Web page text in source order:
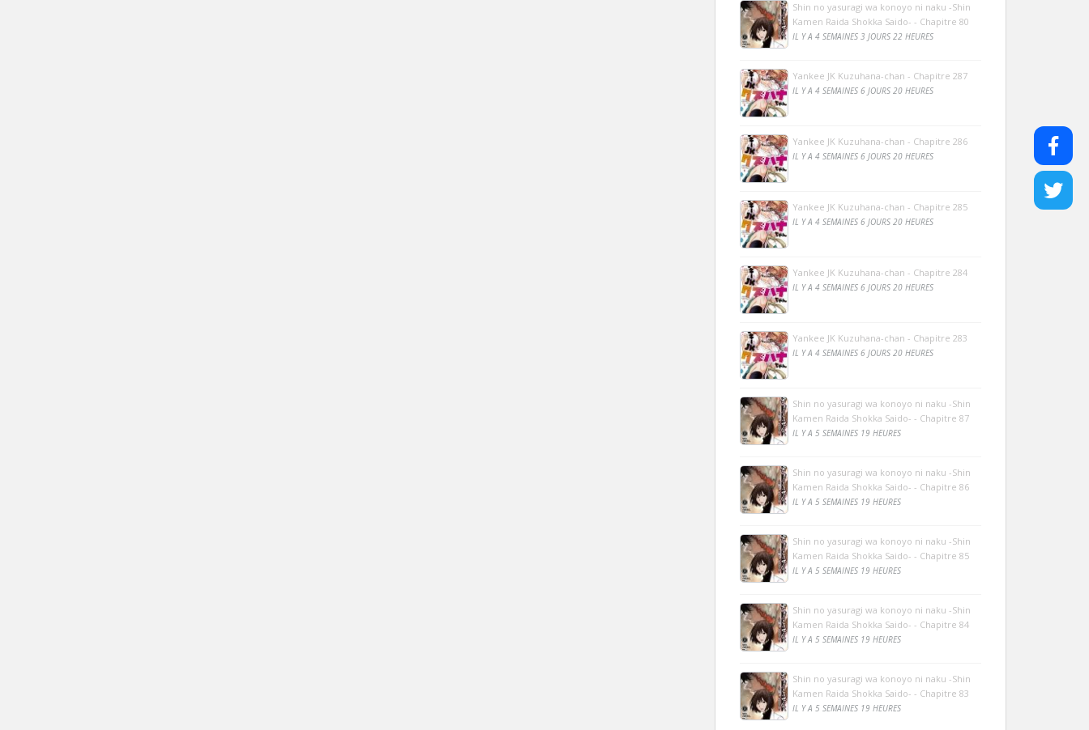
Shin no yasuragi wa konoyo ni naku -Shin
Kamen Raida Shokka Saido- - Chapitre 80
IL Y A 4 SEMAINES 3 JOURS 22 HEURES
Yankee JK Kuzuhana-chan - Chapitre 287
IL Y A 4 SEMAINES 6 JOURS 20 HEURES
Yankee JK Kuzuhana-chan - Chapitre 286
IL Y A 4 SEMAINES 6 JOURS 20 HEURES
Yankee JK Kuzuhana-chan - Chapitre 285
IL Y A 4 SEMAINES 6 JOURS 20 HEURES
Yankee JK Kuzuhana-chan - Chapitre 284
IL Y A 4 SEMAINES 6 JOURS 20 HEURES
Yankee JK Kuzuhana-chan - Chapitre 283
IL Y A 4 SEMAINES 6 JOURS 20 HEURES
Shin no yasuragi wa konoyo ni naku -Shin
Kamen Raida Shokka Saido- - Chapitre 87
IL Y A 5 SEMAINES 19 HEURES
Shin no yasuragi wa konoyo ni naku -Shin
Kamen Raida Shokka Saido- - Chapitre 86
IL Y A 5 SEMAINES 19 HEURES
Shin no yasuragi wa konoyo ni naku -Shin
Kamen Raida Shokka Saido- - Chapitre 85
IL Y A 5 SEMAINES 19 HEURES
Shin no yasuragi wa konoyo ni naku -Shin
Kamen Raida Shokka Saido- - Chapitre 84
IL Y A 5 SEMAINES 19 HEURES
Shin no yasuragi wa konoyo ni naku -Shin
Kamen Raida Shokka Saido- - Chapitre 83
IL Y A 5 SEMAINES 19 HEURES